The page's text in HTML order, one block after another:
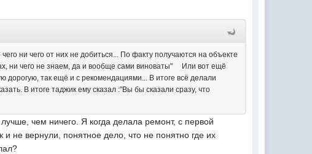
ни чего от них не добиться... По факту получаются на объекте
ни чего не знаем, да и вообще сами виноваты" Или вот ещё
так ещё и с рекомендациями... В итоге всё делали
В итоге таджик ему сказал :"Вы бы сказали сразу, что
чем ничего. Я когда делала ремонт, с первой
и не вернули, понятное дело, что не понятно где их